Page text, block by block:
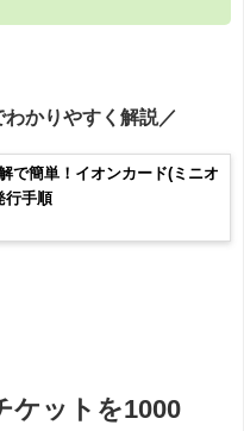
かりやすく解説／
で簡単！イオンカード(ミニオ
行手順
ケットを1000